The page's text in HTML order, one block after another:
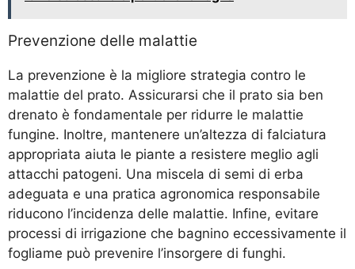
Prevenzione delle malattie
La prevenzione è la migliore strategia contro le
malattie del prato. Assicurarsi che il prato sia ben
drenato è fondamentale per ridurre le malattie
fungine. Inoltre, mantenere un’altezza di falciatura
appropriata aiuta le piante a resistere meglio agli
attacchi patogeni. Una miscela di semi di erba
adeguata e una pratica agronomica responsabile
riducono l’incidenza delle malattie. Infine, evitare
processi di irrigazione che bagnino eccessivamente il
fogliame può prevenire l’insorgere di funghi.